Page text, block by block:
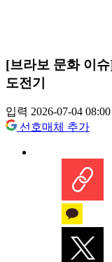
[브라보 문화 이슈
도전기
입력 2026-07-04 08:00
선호매체 추가